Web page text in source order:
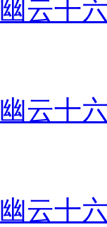
云十
云十
云十